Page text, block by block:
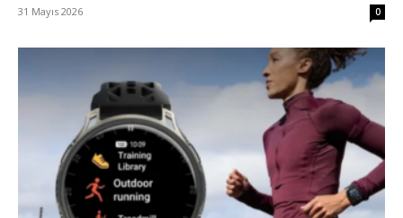
31 Mayıs 2026 0